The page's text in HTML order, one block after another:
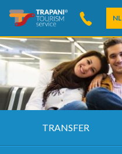
NL
TRANSFER